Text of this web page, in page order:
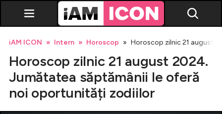
iAM ICON Intern Horoscop Horoscop zilnic 21 august
Horoscop zilnic 21 august 2024.
Jumătatea săptămânii le oferă
noi oportunități zodiilor